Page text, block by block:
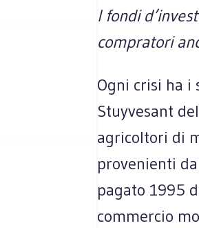
I fondi
compratori
Ogni crisi ha i
Stuyvesant
agricoltori di
provenienti
pagato 1995
commercio